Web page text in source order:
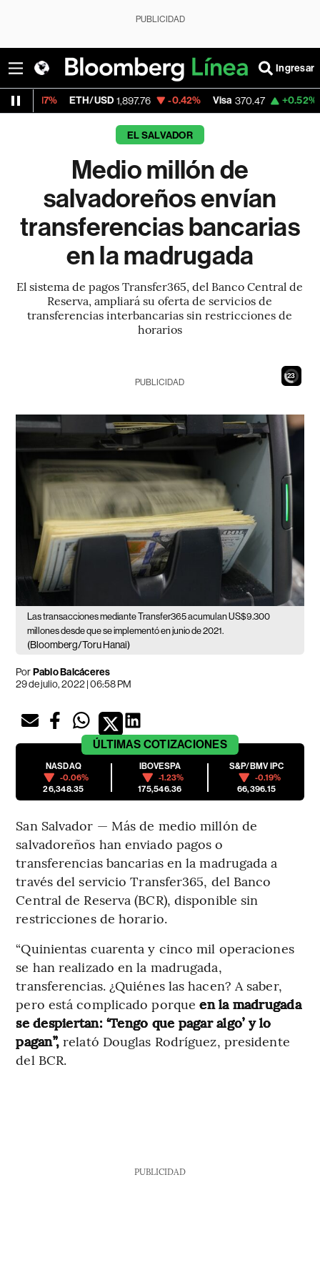
PUBLICIDAD
Ingresar
ETH/USD 1,897.76 -0.42% Visa 370.47 +0.52%
EL SALVADOR
Medio millón de
salvadoreños envían
transferencias bancarias
en la madrugada
El sistema de pagos Transfer365, del Banco Central de
Reserva, ampliará su oferta de servicios de
transferencias interbancarias sin restricciones de
horarios
21
PUBLICIDAD
Las transacciones mediante Transfer365 acumulan US$9.300
millones desde que se implementó en junio de 2021.
(Bloomberg/Toru Hanai)
PorPablo Balcáceres
29 de julio, 2022 | 06:58 PM
ÚLTIMAS COTIZACIONES
NASDAQ
-0.06%
26,348.35
IBOVESPA
-1.23%
175,546.36
S&P/BMV IPC
-0.19%
66,396.15
San Salvador — Más de medio millón de
salvadoreños han enviado pagos o
transferencias bancarias en la madrugada a
través del servicio Transfer365, del Banco
Central de Reserva (BCR), disponible sin
restricciones de horario.
“Quinientas cuarenta y cinco mil operaciones
se han realizado en la madrugada,
transferencias. ¿Quiénes las hacen? A saber,
pero está complicado porque en la madrugada
se despiertan: ‘Tengo que pagar algo’ y lo
pagan”, relató Douglas Rodríguez, presidente
del BCR.
PUBLICIDAD